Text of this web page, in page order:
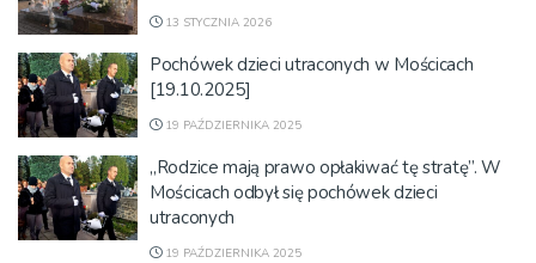
13 STYCZNIA 2026
Pochówek dzieci utraconych w Mościcach
[19.10.2025]
19 PAŹDZIERNIKA 2025
„Rodzice mają prawo opłakiwać tę stratę”. W
Mościcach odbył się pochówek dzieci
utraconych
19 PAŹDZIERNIKA 2025